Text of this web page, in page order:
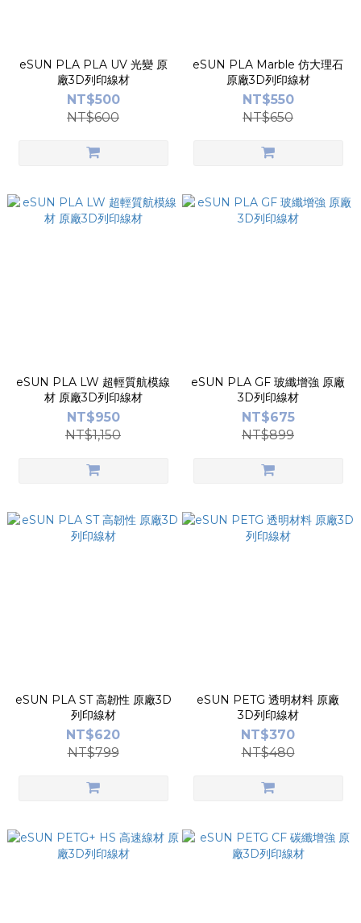
eSUN PLA PLA UV 光變 原
廠3D列印線材
NT$500
NT$600
eSUN PLA Marble 仿大理石
原廠3D列印線材
NT$550
NT$650
eSUN PLA LW 超輕質航模線
材 原廠3D列印線材
NT$950
NT$1,150
eSUN PLA GF 玻纖增強 原廠
3D列印線材
NT$675
NT$899
eSUN PLA ST 高韌性 原廠3D
列印線材
NT$620
NT$799
eSUN PETG 透明材料 原廠
3D列印線材
NT$370
NT$480